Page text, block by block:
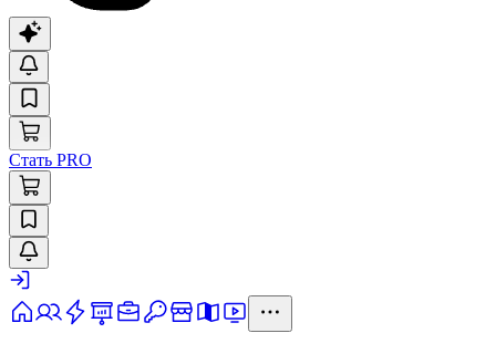
Стать PRO